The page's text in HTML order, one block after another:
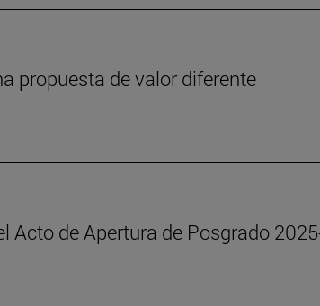
propuesta de valor diferente
Acto de Apertura de Posgrado